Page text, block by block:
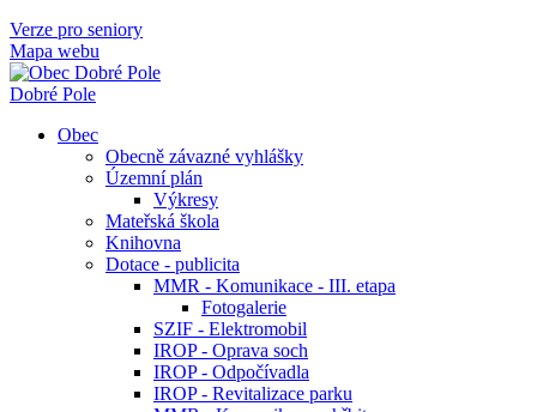
Verze pro seniory
Mapa webu
Dobré Pole
Obec
Obecně závazné vyhlášky
Územní plán
Výkresy
Mateřská škola
Knihovna
Dotace - publicita
MMR - Komunikace - III. etapa
Fotogalerie
SZIF - Elektromobil
IROP - Oprava soch
IROP - Odpočívadla
IROP - Revitalizace parku